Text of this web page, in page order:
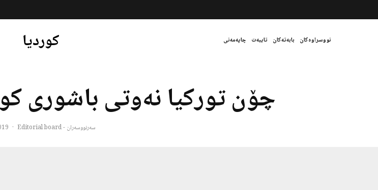
نووسراوەکان بابەتەکان تایبەت چاپەمەنی کوردیا
چۆن تورکیا نەوتی باشوری
سەرنووسەران - Editorial board ·